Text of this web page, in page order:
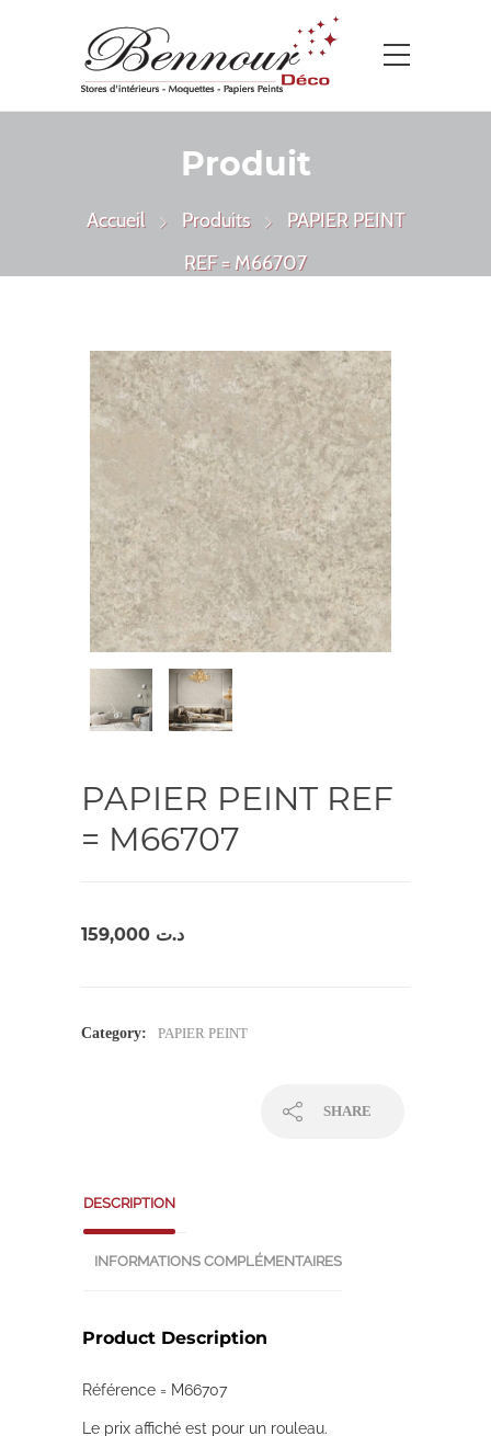
Produit
Accueil Produits
PAPIER PEINT
REF = M66707
PAPIER PEINT REF
= M66707
د.ت
Category: PAPIER PEINT
SHARE
DESCRIPTION
INFORMATIONS COMPLÉMENTAIRES
Product Description
Référence = M66707
Le prix affiché est pour un rouleau.